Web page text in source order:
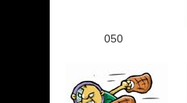
050